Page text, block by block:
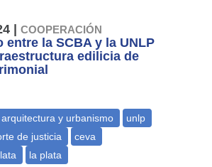
|COOPERACIÓN
entre la SCBA y la UNLP
edilicia de